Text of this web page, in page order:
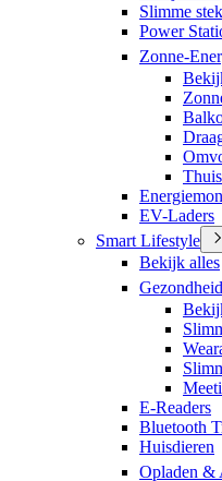
Slimme
Power
Zonne-
EV-Laders
Smart Lifestyle
Bekijk alles
E-Readers
Bluetooth
Huisdieren
Opladen &